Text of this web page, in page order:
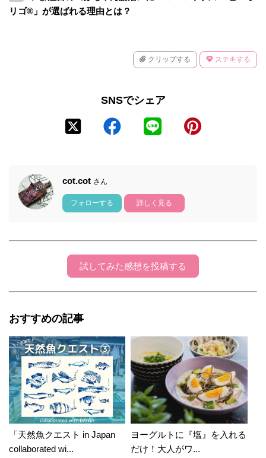
リゴ®」が選ばれる理由とは？
クリップする ステキする
SNSでシェア
cot.cot さん
フォローする 詳しく見る
試してみた感想を投稿する
おすすめの記事
「天然魚クエスト in Japan
collaborated wi...
ヨーグルトに『塩』を入れる
だけ！大人がワ...